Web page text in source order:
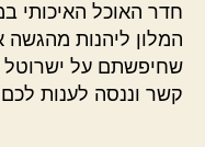
חדר האוכל האיכותי
המלון ליהנות
שחיפשתם על ישרוטל
קשר וננסה לענות